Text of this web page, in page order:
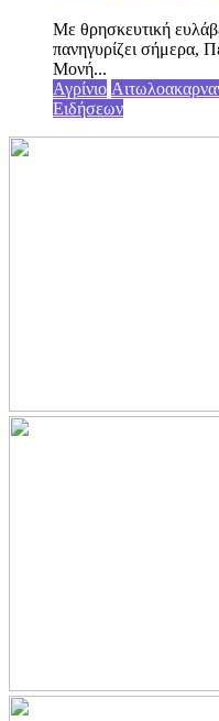
Με θρησκευτική
πανηγυρίζει σήμερα,
Μονή...
Αγρίνιο
Ειδήσεων